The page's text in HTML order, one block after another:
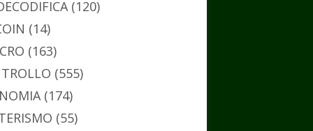
(120)
(14)
(163)
(555)
(174)
(55)